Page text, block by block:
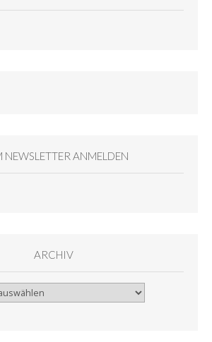
NEWSLETTER ANMELDEN
ARCHIV